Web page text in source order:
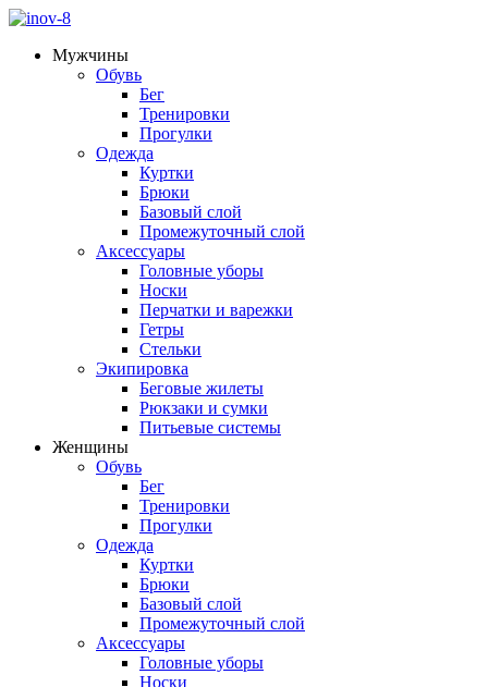
Мужчины
Обувь
Бег
Тренировки
Прогулки
Одежда
Куртки
Брюки
Базовый слой
Промежуточный слой
Аксессуары
Головные уборы
Носки
Перчатки и варежки
Гетры
Стельки
Экипировка
Беговые жилеты
Рюкзаки и сумки
Питьевые системы
Женщины
Обувь
Бег
Тренировки
Прогулки
Одежда
Куртки
Брюки
Базовый слой
Промежуточный слой
Аксессуары
Головные уборы
Носки